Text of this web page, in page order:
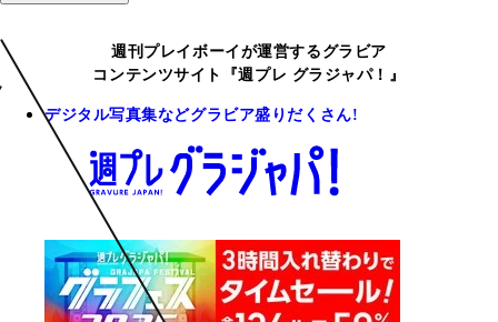
週刊プレイボーイが運営するグラビア
コンテンツサイト『週プレ グラジャパ！』
デジタル写真集などグラビア盛りだくさん!